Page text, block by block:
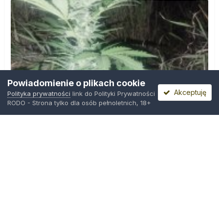
Powiadomienie o plikach cookie
Polityka prywatności link do Polityki Prywatności
RODO - Strona tylko dla osób pełnoletnich, 18+
Akceptuję